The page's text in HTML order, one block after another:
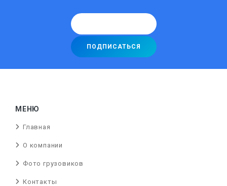
МЕНЮ
Главная
О компании
Фото грузовиков
Контакты